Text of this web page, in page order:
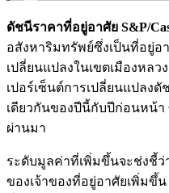
ดัชนีราคาที่อยู่อาศัย S&P/
อสังหาริมทรัพย์ซึ่งเป็นที่อยู่อ
เปลี่ยนแปลงในเขตเมืองหล
เปอร์เซ็นต์การเปลี่ยนแปลง
เดียวกันของปีนี้กับปีก่อนหน้า
ผ่านมา
ระดับมูลค่าที่เพิ่มขึ้นจะช่งชี้
ของเจ้าของที่อยู่อาศัยเพิ่มขึ้